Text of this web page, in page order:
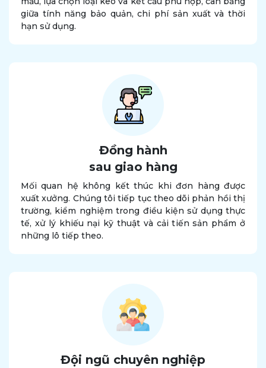
giữa tính năng bảo quản, chi phí sản xuất và thời
hạn sử dụng.
Đồng hành
sau giao hàng
Mối quan hệ không kết thúc khi đơn hàng được
xuất xưởng. Chúng tôi tiếp tục theo dõi phản hồi thị
trường, kiểm nghiệm trong điều kiện sử dụng thực
tế, xử lý khiếu nại kỹ thuật và cải tiến sản phẩm ở
những lô tiếp theo.
Đội ngũ chuyên nghiệp